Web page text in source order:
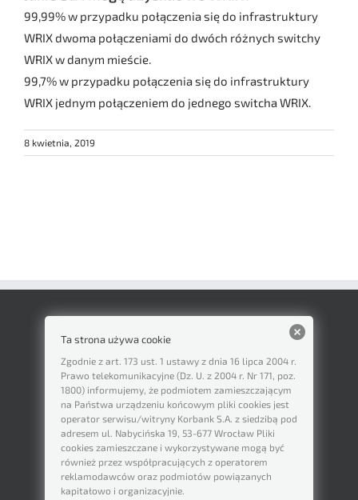
99,99% w przypadku połączenia się do infrastruktury
WRIX dwoma połączeniami do dwóch różnych switchy
WRIX w danym mieście.
99,7% w przypadku połączenia się do infrastruktury
WRIX jednym połączeniem do jednego switcha WRIX.
8 kwietnia, 2019
Ta strona używa cookie
Zgodnie z art. 173 ust. 1 ustawy z dnia 16 lipca 2004 r.
Prawo telekomunikacyjne (Dz. U. z 2004 r. Nr 171, poz.
1800) informujemy, że podmiotem zamieszczającym
na Państwa urządzeniu końcowym pliki cookies jest
operator serwisu/witryny Korbank S.A. z siedzibą pod
adresem ul. Nabycińska 19, 53-677 Wrocław Pliki
cookies zamieszczane i wykorzystywane mogą być
również przez współpracujących z operatorem
reklamodawców oraz podmiotów powiązanych
kapitałowo i organizacyjnie.